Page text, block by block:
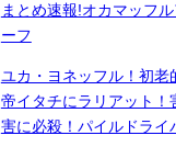
まとめ速報!オカマッフ
ーフ
ユカ・ヨネッフル！初老
帝イタチにラリアット！
害に必殺！パイルドライ